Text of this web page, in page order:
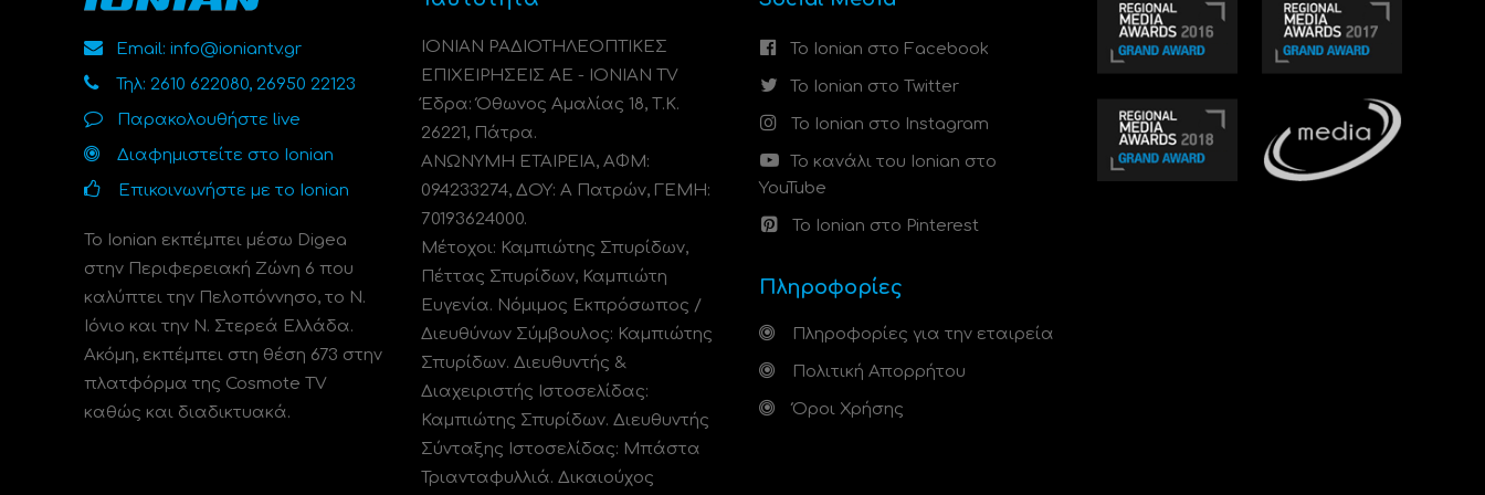
Email: info@ioniantv.gr
Τηλ: 2610 622080, 26950 22123
Παρακολουθήστε live
Διαφημιστείτε στο Ionian
Επικοινωνήστε με το Ionian
Το Ionian εκπέμπει μέσω Digea
στην Περιφερειακή Ζώνη 6 που
καλύπτει την Πελοπόννησο, το N.
Ιόνιο και την Ν. Στερεά Ελλάδα.
Ακόμη, εκπέμπει στη θέση 673 στην
πλατφόρμα της Cosmote TV
καθώς και διαδικτυακά.
ΙΟΝΙΑΝ ΡΑΔΙΟΤΗΛΕΟΠΤΙΚΕΣ
ΕΠΙΧΕΙΡΗΣΕΙΣ ΑΕ - IONIAN TV
Έδρα: Όθωνος Αμαλίας 18, Τ.Κ.
26221, Πάτρα.
ΑΝΩΝΥΜΗ ΕΤΑΙΡΕΙΑ, ΑΦΜ:
094233274, ΔΟΥ: A Πατρών, ΓΕΜΗ:
70193624000.
Μέτοχοι: Καμπιώτης Σπυρίδων,
Πέττας Σπυρίδων, Καμπιώτη
Ευγενία. Νόμιμος Εκπρόσωπος /
Διευθύνων Σύμβουλος: Καμπιώτης
Σπυρίδων. Διευθυντής &
Διαχειριστής Ιστοσελίδας:
Καμπιώτης Σπυρίδων. Διευθυντής
Σύνταξης Ιστοσελίδας: Μπάστα
Τριανταφυλλιά. Δικαιούχος
Το Ionian στο Facebook
Το Ionian στο Twitter
Το Ionian στο Instagram
Το κανάλι του Ionian στο
YouTube
Το Ionian στο Pinterest
Πληροφορίες
Πληροφορίες για την εταιρεία
Πολιτική Απορρήτου
Όροι Χρήσης